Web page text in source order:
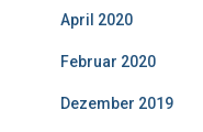
April 2020
Februar 2020
Dezember 2019